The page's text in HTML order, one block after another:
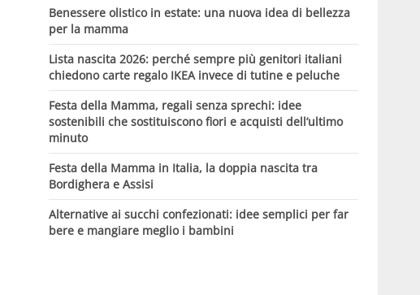
Benessere olistico in estate: una nuova idea di bellezza
per la mamma
Lista nascita 2026: perché sempre più genitori italiani
chiedono carte regalo IKEA invece di tutine e peluche
Festa della Mamma, regali senza sprechi: idee
sostenibili che sostituiscono fiori e acquisti dell’ultimo
minuto
Festa della Mamma in Italia, la doppia nascita tra
Bordighera e Assisi
Alternative ai succhi confezionati: idee semplici per far
bere e mangiare meglio i bambini